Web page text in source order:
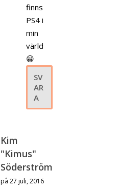
finns
PS4 i
min
värld
😀
SV
AR
A
Kim
"Kimus"
Söderström
på 27 juli, 2016